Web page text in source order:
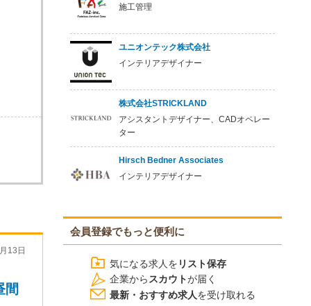
13日
間
施工管理
ユニオンテック株式会社
インテリアデザイナー
株式会社STRICKLAND
アシスタントデザイナー、CADオペレー
ター
Hirsch Bedner Associates
インテリアデザイナー
会員登録でもっと便利に
気になる求人を リスト保存
企業から スカウトが届く
最新・おすすめ求人を受け取れる